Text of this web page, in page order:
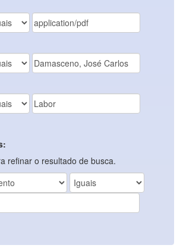
refinar o resultado de busca.